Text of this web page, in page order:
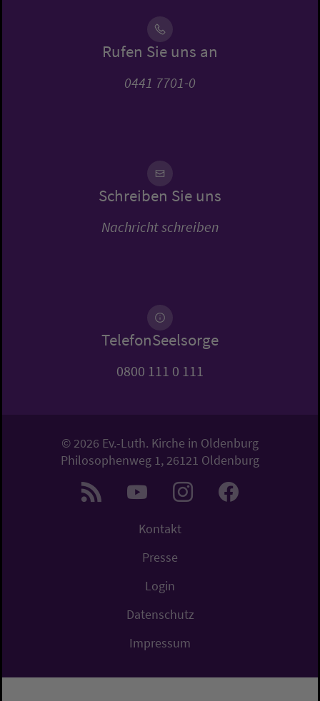
Rufen Sie uns an
0441 7701-0
Schreiben Sie uns
Nachricht schreiben
TelefonSeelsorge
0800 111 0 111
© 2026 Ev.-Luth. Kirche in Oldenburg
Philosophenweg 1, 26121 Oldenburg
Kontakt
Presse
Login
Datenschutz
Impressum